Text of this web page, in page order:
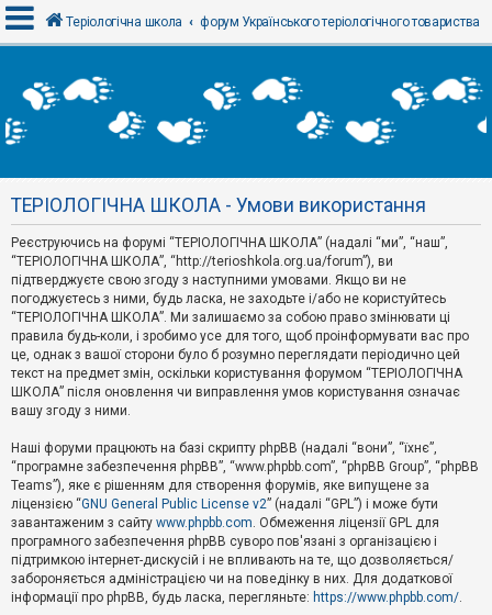
х
і
Р
є
с
т
р
а
ц
я
Т
м
и
б
е
з
в
і
д
п
о
в
Теріологічна школа форум Українського теріологічного товариства
ТЕРІОЛОГІЧНА ШКОЛА - Умови використання
Реєструючись на форумі “ТЕРІОЛОГІЧНА ШКОЛА” (надалі “ми”, “наш”,
“ТЕРІОЛОГІЧНА ШКОЛА”, “http://terioshkola.org.ua/forum”), ви
підтверджуєте свою згоду з наступними умовами. Якщо ви не
погоджуєтесь з ними, будь ласка, не заходьте і/або не користуйтесь
“ТЕРІОЛОГІЧНА ШКОЛА”. Ми залишаємо за собою право змінювати ці
правила будь-коли, і зробимо усе для того, щоб проінформувати вас про
це, однак з вашої сторони було б розумно переглядати періодично цей
текст на предмет змін, оскільки користування форумом “ТЕРІОЛОГІЧНА
ШКОЛА” після оновлення чи виправлення умов користування означає
вашу згоду з ними.
Наші форуми працюють на базі скрипту phpBB (надалі “вони”, “їхнє”,
“програмне забезпечення phpBB”, “www.phpbb.com”, “phpBB Group”, “phpBB
Teams”), яке є рішенням для створення форумів, яке випущене за
ліцензією “GNU General Public License v2” (надалі “GPL”) і може бути
завантаженим з сайту www.phpbb.com. Обмеження ліцензії GPL для
програмного забезпечення phpBB суворо пов'язані з організацією і
підтримкою інтернет-дискусій і не впливають на те, що дозволяється/
забороняється адміністрацією чи на поведінку в них. Для додаткової
інформації про phpBB, будь ласка, перегляньте: https://www.phpbb.com/.